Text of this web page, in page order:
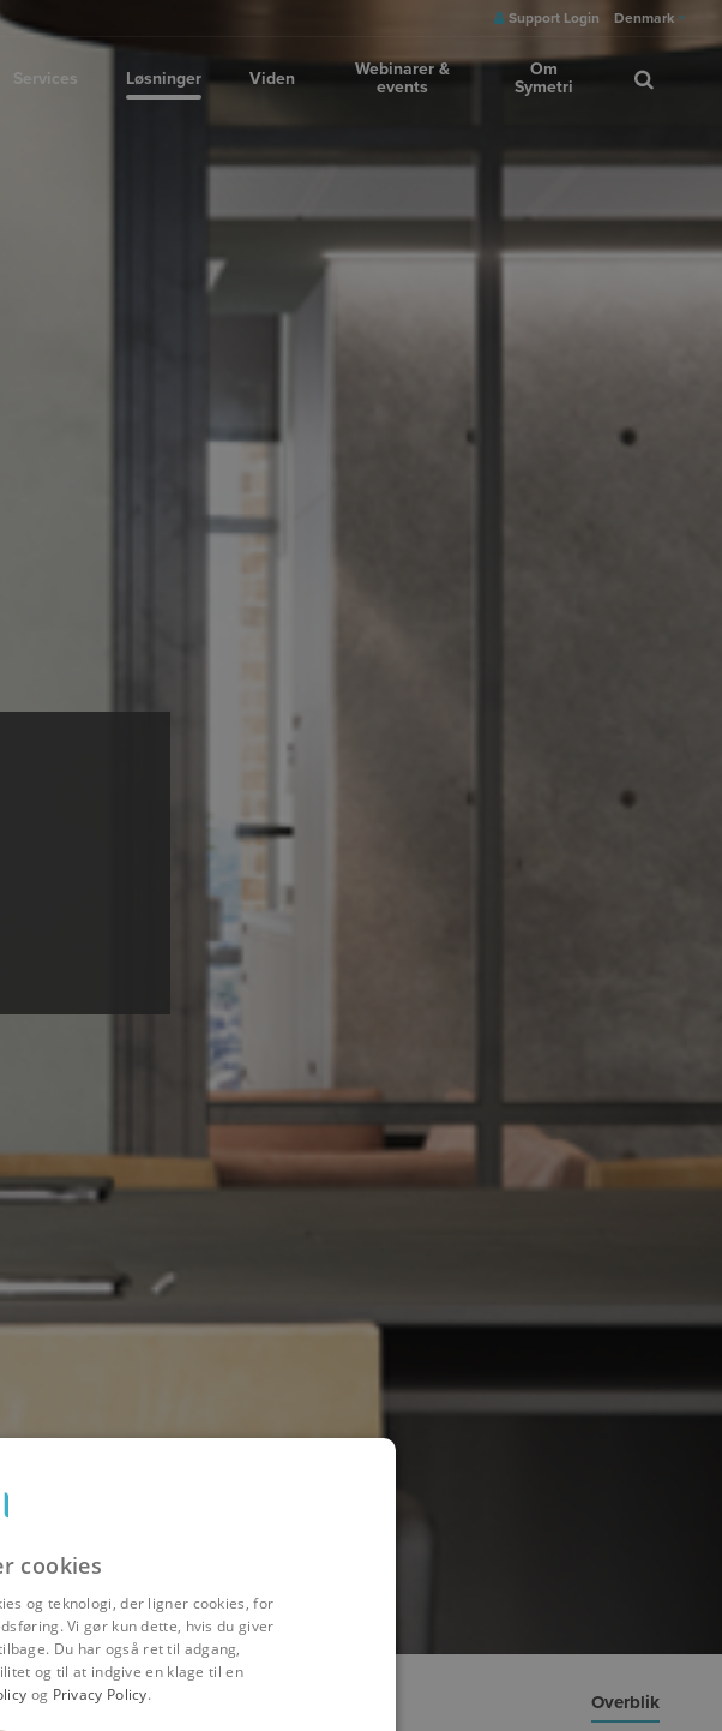
Support Login Denmark
Services Løsninger Viden
Webinarer &
events
Om
Symetri
Overblik
cookies
og teknologi, der ligner cookies, for
Vi gør kun dette, hvis du giver
Du har også ret til adgang,
og til at indgive en klage til en
og Privacy Policy.